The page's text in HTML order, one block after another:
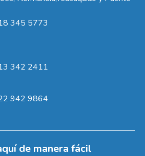
345 5773
342 2411
942 9864
de manera fácil